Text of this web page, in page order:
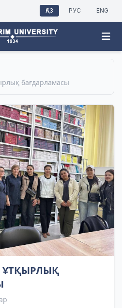
ҚАЗ РУС ENG
бағдарламасы